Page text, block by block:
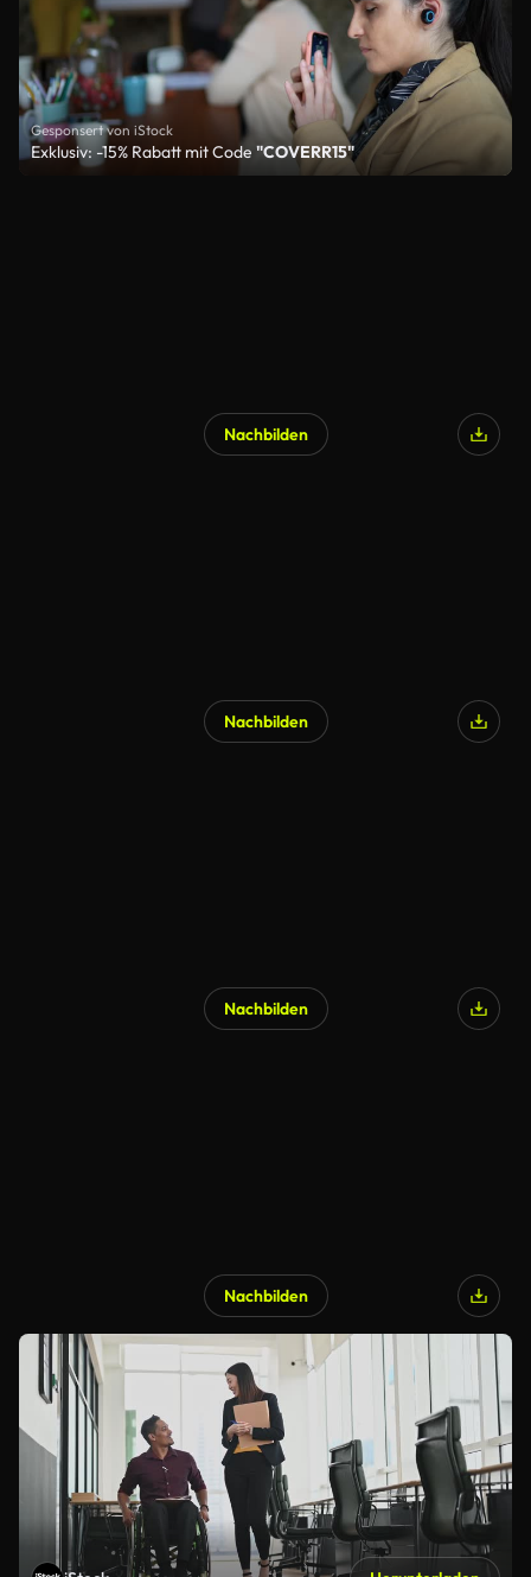
Gesponsert von iStock
Exklusiv: -15% Rabatt mit Code "COVERR15"
Nachbilden
Nachbilden
Nachbilden
Nachbilden